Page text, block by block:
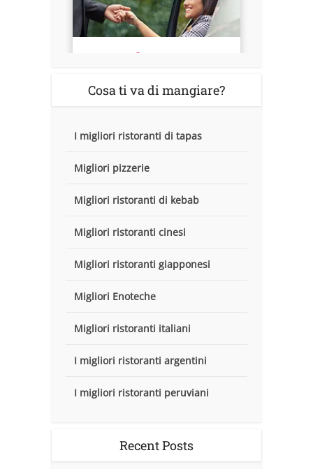
Cosa ti va di mangiare?
I migliori ristoranti di tapas
Migliori pizzerie
Migliori ristoranti di kebab
Migliori ristoranti cinesi
Migliori ristoranti giapponesi
Migliori Enoteche
Migliori ristoranti italiani
I migliori ristoranti argentini
I migliori ristoranti peruviani
Recent Posts